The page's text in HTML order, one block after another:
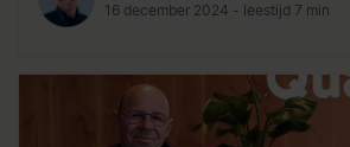
16 december 2024 - leestijd 7 min